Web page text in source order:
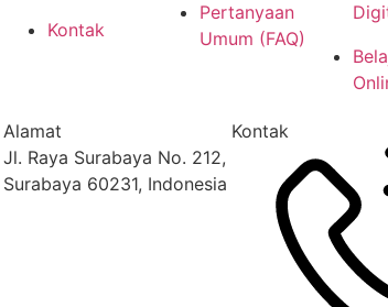
Kontak
Pertanyaan
Umum (FAQ)
Alamat
Jl. Raya Surabaya No. 212,
Surabaya 60231, Indonesia
Kontak